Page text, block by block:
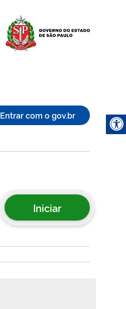
Entrar com o gov.br
Iniciar